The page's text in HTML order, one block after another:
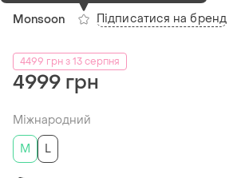
Monsoon Підписатися на бренд
4499 грн з 13 серпня
4999 грн
Міжнародний
M
L